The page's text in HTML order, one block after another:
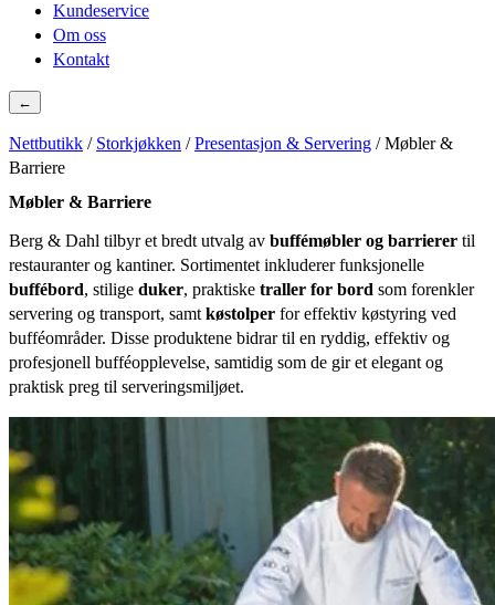
Kundeservice
Om oss
Kontakt
←
Nettbutikk / Storkjøkken /Presentasjon & Servering / Møbler &
Barriere
Møbler & Barriere
Berg & Dahl tilbyr et bredt utvalg av buffémøbler og barrierer til
restauranter og kantiner. Sortimentet inkluderer funksjonelle
buffébord, stilige duker, praktiske traller for bord som forenkler
servering og transport, samt køstolper for effektiv køstyring ved
bufféområder. Disse produktene bidrar til en ryddig, effektiv og
profesjonell bufféopplevelse, samtidig som de gir et elegant og
praktisk preg til serveringsmiljøet.